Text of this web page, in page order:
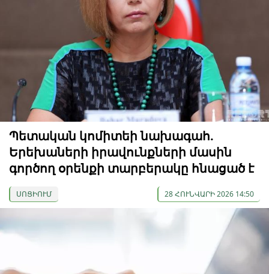
Պետական ​​կոմիտեի նախագահ.
Երեխաների իրավունքների մասին
գործող օրենքի տարբերակը հնացած է
ՍՈՑԻՈՒՄ 28 ՀՈՒՆՎԱՐԻ 2026 14:50